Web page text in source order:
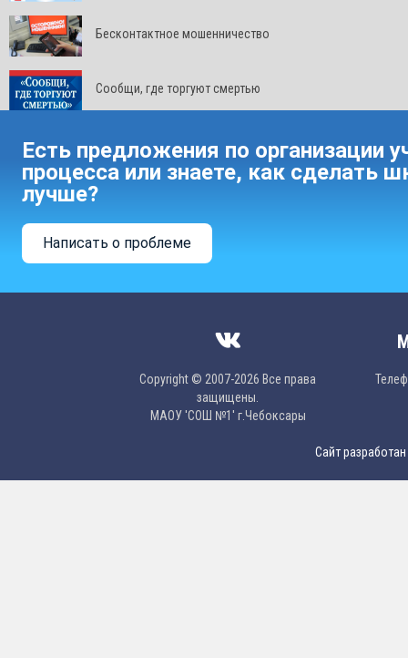
Бесконтактное мошенничество
Сообщи, где торгуют смертью
Есть предложения по организации
процесса или знаете, как сделать
лучше?
Написать о проблеме
Copyright © 2007-2026 Все права
защищены.
МAОУ 'CОШ №1' г.Чебоксары
Сайт